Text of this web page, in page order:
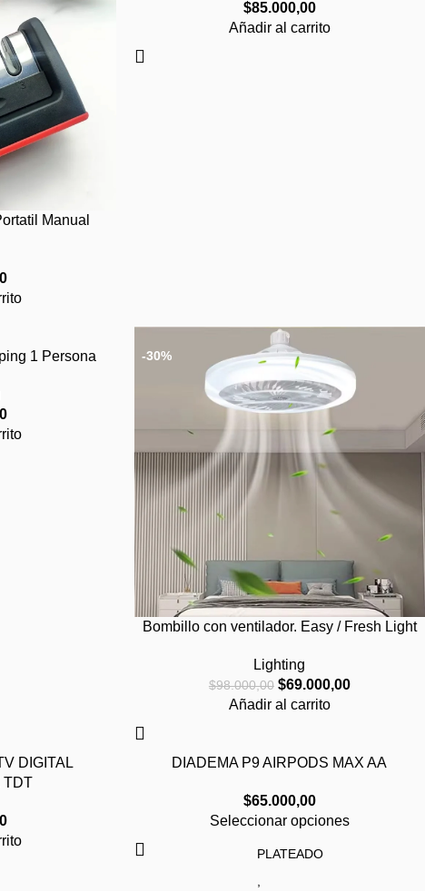
Manual
$85.000,00
Añadir al carrito
1 Persona -30%
Bombillo con ventilador. Easy / Fresh Light
Lighting
$98.000,00 $69.000,00
Añadir al carrito
DIGITAL
TDT
DIADEMA P9 AIRPODS MAX AA
$65.000,00
Seleccionar opciones
PLATEADO
,